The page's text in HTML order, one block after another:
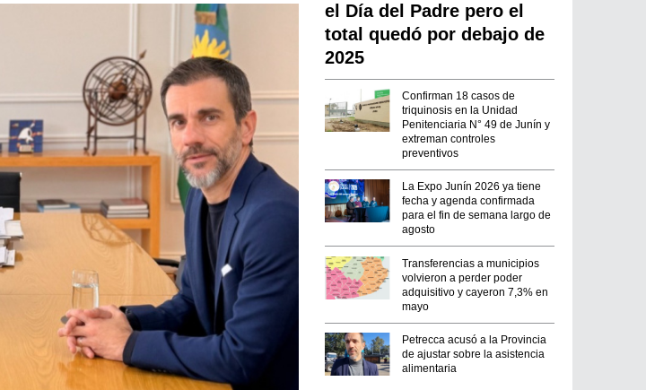
el Día del Padre pero el
total quedó por debajo de
2025
Confirman 18 casos de
triquinosis en la Unidad
Penitenciaria N° 49 de Junín y
extreman controles
preventivos
La Expo Junín 2026 ya tiene
fecha y agenda confirmada
para el fin de semana largo de
agosto
Transferencias a municipios
volvieron a perder poder
adquisitivo y cayeron 7,3% en
mayo
Petrecca acusó a la Provincia
de ajustar sobre la asistencia
alimentaria